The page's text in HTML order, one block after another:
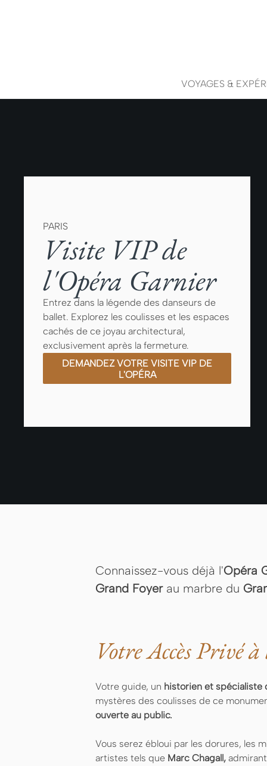
VOYAGES &
PARIS
Visite VIP de
l'Opéra Garnier
Entrez dans la légende des danseurs de
ballet. Explorez les coulisses et les espaces
cachés de ce joyau architectural,
exclusivement après la fermeture.
DEMANDEZ VOTRE VISITE VIP DE
L'OPÉRA
Connaissez-vous déjà l'Opéra
Grand Foyerau marbre du
Votre Accès Privé
Votre guide, un historien et spécialiste
mystères des coulisses de ce
ouverte au public.
Vous serez ébloui par les dorures, les
artistes tels que Marc Chagall,